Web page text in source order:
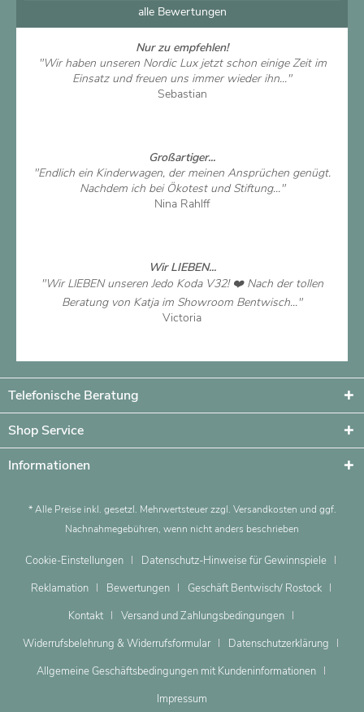
alle Bewertungen
Nur zu empfehlen!
"Wir haben unseren Nordic Lux jetzt schon einige Zeit im
Einsatz und freuen uns immer wieder ihn..."
Sebastian
Großartiger...
"Endlich ein Kinderwagen, der meinen Ansprüchen genügt.
Nachdem ich bei Ökotest und Stiftung..."
Nina Rahlff
Wir LIEBEN...
"Wir LIEBEN unseren Jedo Koda V32! ❤️ Nach der tollen
Beratung von Katja im Showroom Bentwisch..."
Victoria
Telefonische Beratung
Shop Service
Informationen
* Alle Preise inkl. gesetzl. Mehrwertsteuer zzgl. Versandkosten und ggf.
Nachnahmegebühren, wenn nicht anders beschrieben
Cookie-Einstellungen
Datenschutz-Hinweise für Gewinnspiele
Reklamation
Bewertungen
Geschäft Bentwisch/ Rostock
Kontakt
Versand und Zahlungsbedingungen
Widerrufsbelehrung & Widerrufsformular
Datenschutzerklärung
Allgemeine Geschäftsbedingungen mit Kundeninformationen
Impressum